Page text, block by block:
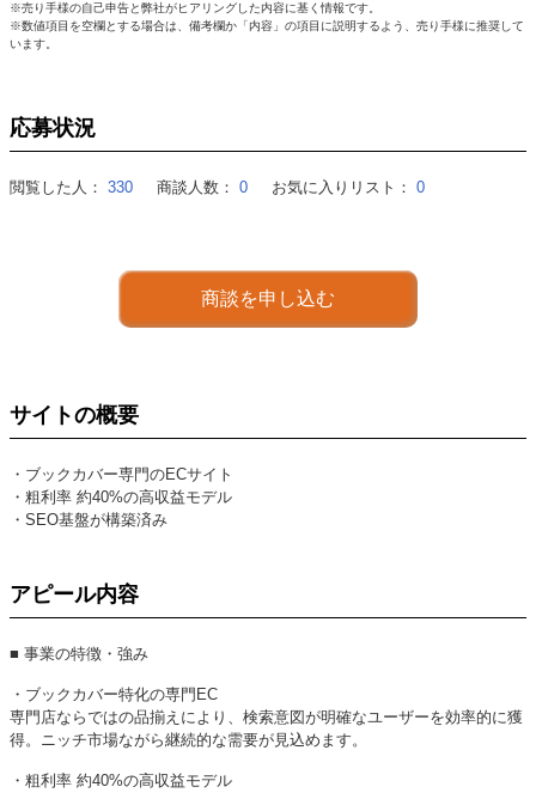
※売り手様の自己申告と弊社がヒアリングした内容に基く情報です。
※数値項目を空欄とする場合は、備考欄か「内容」の項目に説明するよう、売り手様に推奨して
います。
応募状況
閲覧した人： 330 商談人数： 0 お気に入りリスト： 0
商談を申し込む
サイトの概要
・ブックカバー専門のECサイト
・粗利率 約40%の高収益モデル
・SEO基盤が構築済み
アピール内容
■ 事業の特徴・強み
・ブックカバー特化の専門EC
専門店ならではの品揃えにより、検索意図が明確なユーザーを効率的に獲
得。ニッチ市場ながら継続的な需要が見込めます。
・粗利率 約40%の高収益モデル